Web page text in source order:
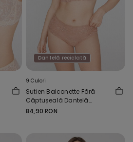
Dantelă reciclată
9 Culori
Sutien Balconette Fără
Căptușeală Dantelă
Reciclată Paris
84,90 RON